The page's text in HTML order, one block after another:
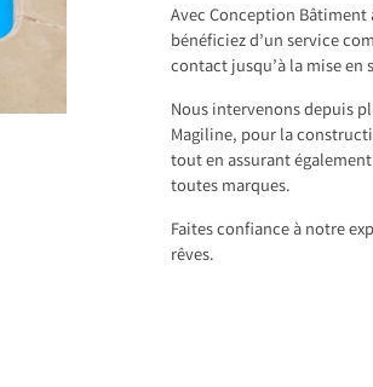
Avec Conception
bénéficiez d’un service
contact jusqu’à la mise en
Nous intervenons depuis
Magiline, pour la
tout en assurant
toutes marques.
Faites confiance à notre
rêves.